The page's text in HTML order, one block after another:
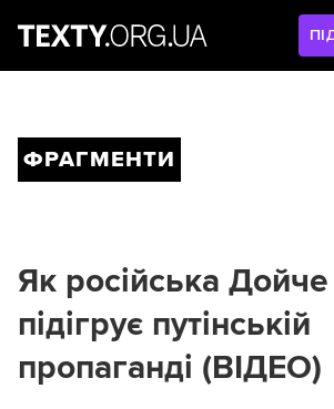
ФРАГМЕНТИ
Як російська
підігрує путінській
пропаганді (ВІДЕО)